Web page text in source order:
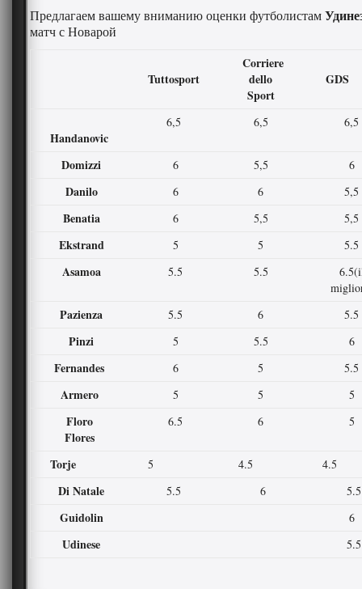
Предлагаем вашему вниманию оценки футболистам
матч с Новарой
Tuttosport
Corriere
dello
Sport
Handanovic
6,5 6,5 6,5
Domizzi 6 5,5 6
Danilo 6 6 5,5
Benatia 6 5,5 5,5
Ekstrand 5 5 5.5
Asamoa 5.5 5.5 6.5
Pazienza 5.5 6 5.5
Pinzi 5 5.5 6
Fernandes 6 5 5.5
Armero 5 5 5
Floro
Flores
6.5 6 5
Torje 5 4.5 4.5
Di Natale 5.5 6 5.5
Guidolin 6
Udinese 5.5